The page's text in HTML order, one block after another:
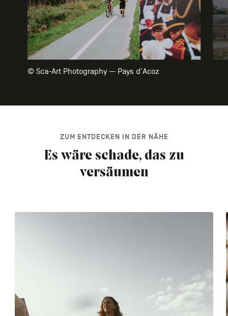
© Sca-Art Photography — Pays d'Acoz
ZUM ENTDECKEN IN DER NÄHE
Es wäre schade, das zu
versäumen